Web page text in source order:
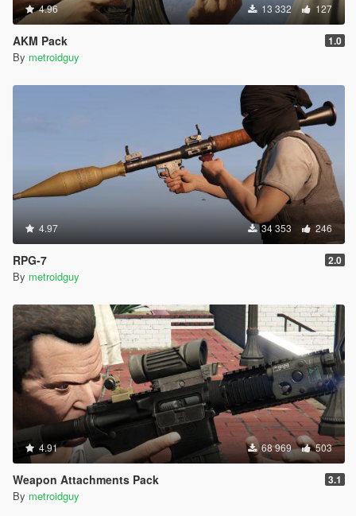
4.96 13 332 127
AKM Pack 1.0
By metroidguy
4.97 34 353 246
RPG-7 2.0
By metroidguy
4.91 68 969 503
Weapon Attachments Pack 3.1
By metroidguy